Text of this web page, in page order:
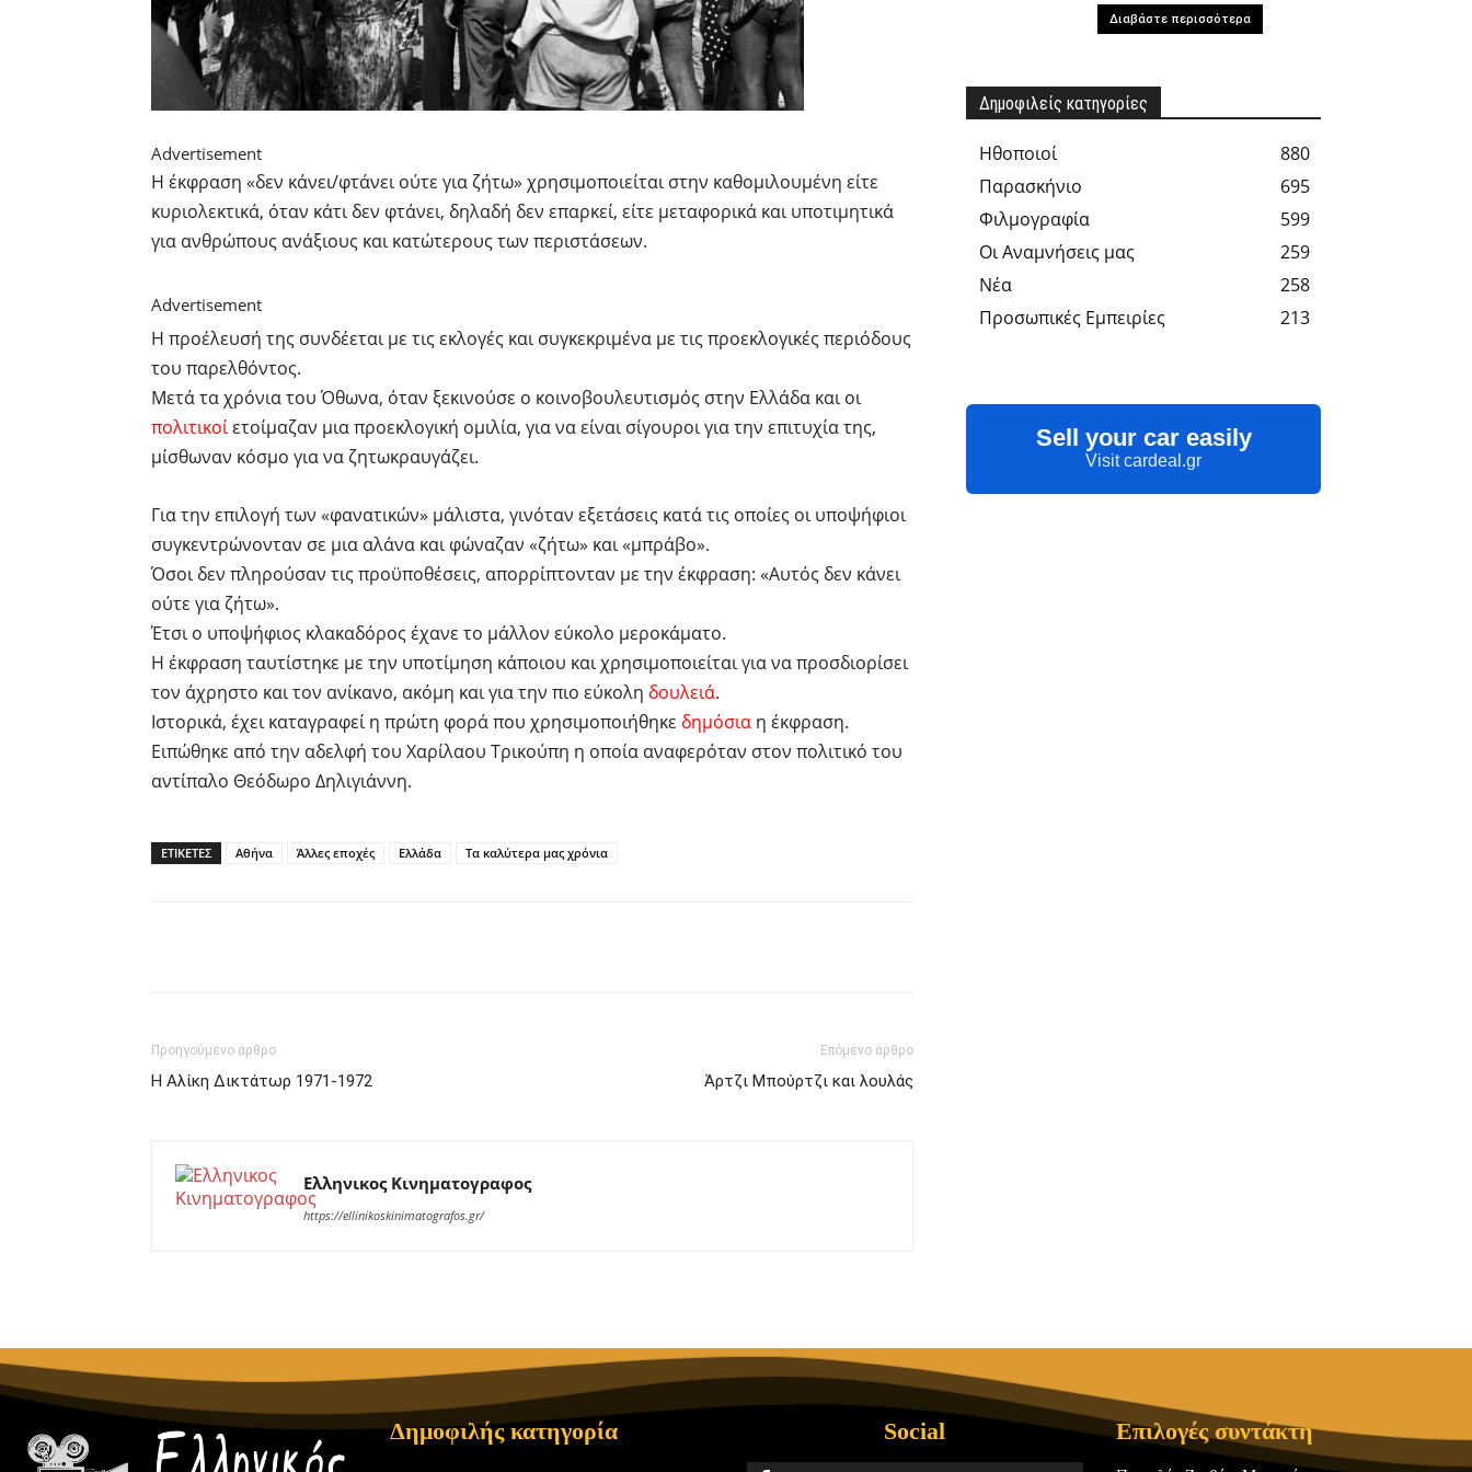
Advertisement
Η έκφραση «δεν κάνει/φτάνει ούτε για ζήτω» χρησιμοποιείται στην καθομιλουμένη είτε
κυριολεκτικά, όταν κάτι δεν φτάνει, δηλαδή δεν επαρκεί, είτε μεταφορικά και υποτιμητικά
για ανθρώπους ανάξιους και κατώτερους των περιστάσεων.
Advertisement
Η προέλευσή της συνδέεται με τις εκλογές και συγκεκριμένα με τις προεκλογικές περιόδους
του παρελθόντος.
Μετά τα χρόνια του Όθωνα, όταν ξεκινούσε ο κοινοβουλευτισμός στην Ελλάδα και οι
πολιτικοίετοίμαζαν μια προεκλογική ομιλία, για να είναι σίγουροι για την επιτυχία της,
μίσθωναν κόσμο για να ζητωκραυγάζει.
Για την επιλογή των «φανατικών» μάλιστα, γινόταν εξετάσεις κατά τις οποίες οι υποψήφιοι
συγκεντρώνονταν σε μια αλάνα και φώναζαν «ζήτω» και «μπράβο».
Όσοι δεν πληρούσαν τις προϋποθέσεις, απορρίπτονταν με την έκφραση: «Αυτός δεν κάνει
ούτε για ζήτω».
Έτσι ο υποψήφιος κλακαδόρος έχανε το μάλλον εύκολο μεροκάματο.
Η έκφραση ταυτίστηκε με την υποτίμηση κάποιου και χρησιμοποιείται για να προσδιορίσει
τον άχρηστο και τον ανίκανο, ακόμη και για την πιο εύκολη δουλειά.
Ιστορικά, έχει καταγραφεί η πρώτη φορά που χρησιμοποιήθηκε δημόσια η έκφραση.
Ειπώθηκε από την αδελφή του Χαρίλαου Τρικούπη η οποία αναφερόταν στον πολιτικό του
αντίπαλο Θεόδωρο Δηλιγιάννη.
ΕΤΙΚΕΤΕΣ Αθήνα Άλλες εποχές Ελλάδα Τα καλύτερα μας χρόνια
Προηγούμενο άρθρο
Η Αλίκη Δικτάτωρ 1971-1972
Επόμενο άρθρο
Άρτζι Μπούρτζι και λουλάς
Ελληνικος Κινηματογραφος
https://ellinikoskinimatografos.gr/
Διαβάστε περισσότερα
Δημοφιλείς κατηγορίες
Hθοποιοί
880
Παρασκήνιο
695
Φιλμογραφία
599
Οι Αναμνήσεις μας
259
Νέα
258
Προσωπικές Εμπειρίες
213
Sell your car easily
Visit cardeal.gr
Δημοφιλής κατηγορία Social Επιλογές συντάκτη